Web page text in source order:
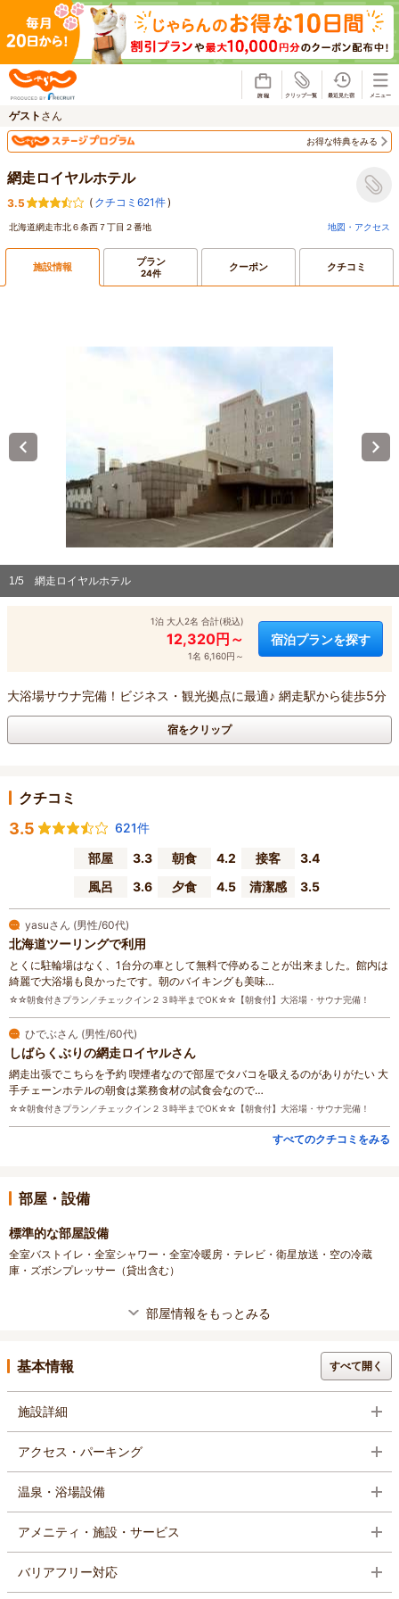
ゲスト さん
お得な特典をみる
網走ロイヤルホテル
3.5 ( クチコミ621件)
北海道網走市北６条西７丁目２番地 地図・アクセス
施設情報 プラン
24件 クーポン クチコミ
1/5 網走ロイヤルホテル
1泊 大人2名 合計(税込)
12,320円～
1名 6,160円～
宿泊プランを探す
大浴場サウナ完備！ビジネス・観光拠点に最適♪ 網走駅から徒歩5分
宿をクリップ
クチコミ
3.5
621件
部屋
3.3 朝食 4.2 接客
3.4
風呂
3.6 夕食 4.5 清潔感 3.5
yasuさん (男性/60代)
北海道ツーリングで利用
とくに駐輪場はなく、1台分の車として無料で停めることが出来ました。館内は
綺麗で大浴場も良かったです。朝のバイキングも美味…
☆☆朝食付きプラン／チェックイン２３時半までOK☆☆【朝食付】大浴場・サウナ完備！
ひでぶさん (男性/60代)
しばらくぶりの網走ロイヤルさん
網走出張でこちらを予約 喫煙者なので部屋でタバコを吸えるのがありがたい 大
手チェーンホテルの朝食は業務食材の試食会なので…
☆☆朝食付きプラン／チェックイン２３時半までOK☆☆【朝食付】大浴場・サウナ完備！
すべてのクチコミをみる
部屋・設備
標準的な部屋設備
全室バストイレ・全室シャワー・全室冷暖房・テレビ・衛星放送・空の冷蔵
庫・ズボンプレッサー（貸出含む）
部屋情報をもっとみる
基本情報 すべて開く
施設詳細
アクセス・パーキング
温泉・浴場設備
アメニティ・施設・サービス
バリアフリー対応